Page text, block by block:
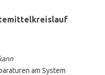
am System